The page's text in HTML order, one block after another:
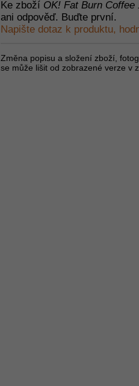
Ke zboží OK! Fat Burn Coffee
ani odpověď. Buďte první.
Napište dotaz k produktu,
Změna popisu a složení zboží,
se může lišit od zobrazené verze v